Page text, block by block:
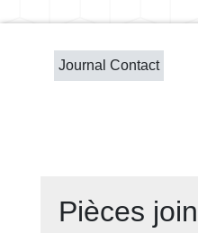
Journal Contact
Pièces